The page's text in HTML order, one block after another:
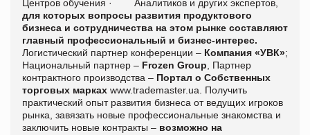
Центров обучения · Аналитиков и других экспертов,
для которых вопросы развития продуктового
бизнеса и сотрудничества на этом рынке составляют
главный профессиональный и бизнес-интерес.
Логистический партнер конференции – Компания «УВК»;
Национальный партнер – Frozen Group , Партнер
контрактного производства – Портал о Собственных
торговых марках www.trademaster.ua. Получить
практический опыт развития бизнеса от ведущих игроков
рынка, завязать новые профессиональные знакомства и
заключить новые контракты – возможно на